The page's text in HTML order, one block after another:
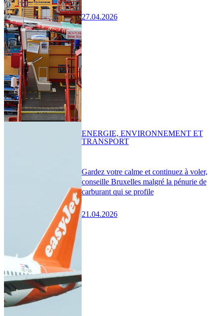
27.04.2026
Gardez votre calme et continuez à voler,
conseille Bruxelles malgré la pénurie de
carburant qui se profile
21.04.2026
ENERGIE, ENVIRONNEMENT ET
TRANSPORT